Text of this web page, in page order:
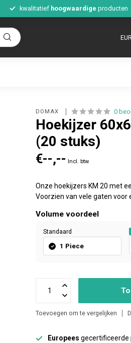
kwalitatief hoogwaardige producten
EUR
DOMAX 0
Hoekijzer
(20 stuks)
€--,-- Incl. btw
Onze hoekijzers KM 20 met
Voorzien van vele gaten voor
Volume voordeel
Standaard
1 Piece
Toevoegen om te vergelijken
Europees gecertificeerde